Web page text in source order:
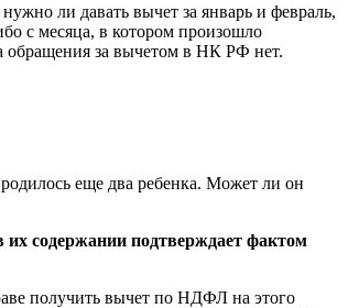
ли давать вычет за январь и февраль,
с месяца, в котором произошло
обращения за вычетом в НК РФ нет.
еще два ребенка. Может ли он
их содержании подтверждает фактом
получить вычет по НДФЛ на этого